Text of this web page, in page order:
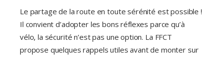
Le partage de la route en toute sérénité est possible !
Il convient d’adopter les bons réflexes parce qu’à
vélo, la sécurité n’est pas une option. La FFCT
propose quelques rappels utiles avant de monter sur